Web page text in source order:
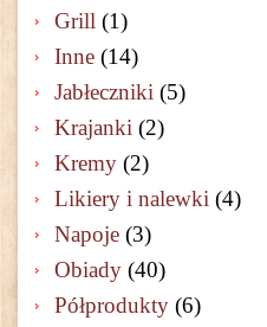
Grill (1)
Inne (14)
Jabłeczniki (5)
Krajanki (2)
Kremy (2)
Likiery i nalewki (4)
Napoje (3)
Obiady (40)
Półprodukty (6)